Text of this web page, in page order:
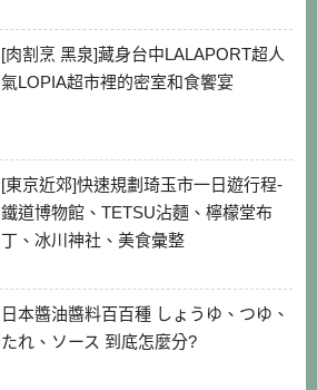
[肉割烹 黑泉]藏身台中LALAPORT超人
氣LOPIA超市裡的密室和食饗宴
[東京近郊]快速規劃琦玉市一日遊行程-
鐵道博物館、TETSU沾麵、檸檬堂布
丁、冰川神社、美食彙整
日本醬油醬料百百種 しょうゆ、つゆ、
たれ、ソース 到底怎麼分?